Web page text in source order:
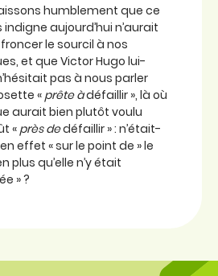
humblement que ce
indigne aujourd’hui n’aurait
le sourcil à nos
et que Victor Hugo lui-
pas à nous parler
« prête àdéfaillir », là où
aurait bien plutôt voulu
«près dedéfaillir » : n’était-
effet « sur le point de » le
plus qu’elle n’y était
» ?